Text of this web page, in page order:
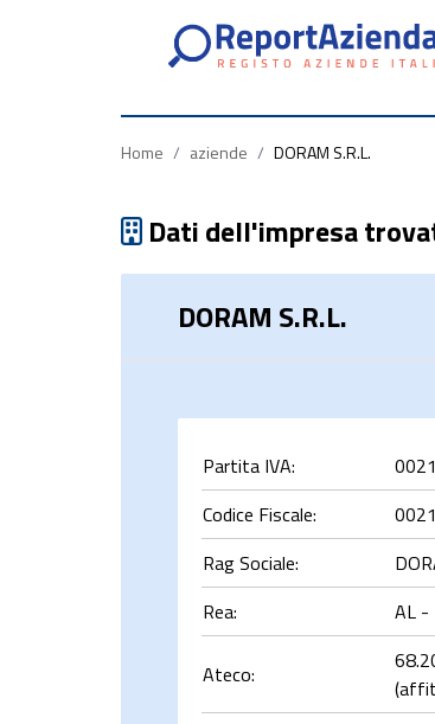
Home / aziende / DORAM S.R.L.
Dati dell'impresa
DORAM S.R.L.
Partita IVA:
Codice Fiscale:
Rag Sociale:
Rea:
AL -
Ateco: